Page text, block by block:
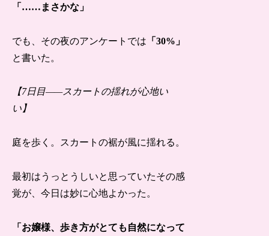
「……まさかな」
でも、その夜のアンケートでは 「30%」
と書いた。
【7日目——スカートの揺れが心地い
い】
庭を歩く。スカートの裾が風に揺れる。
最初はうっとうしいと思っていたその感
覚が、今日は妙に心地よかった。
「お嬢様、歩き方がとても自然になって